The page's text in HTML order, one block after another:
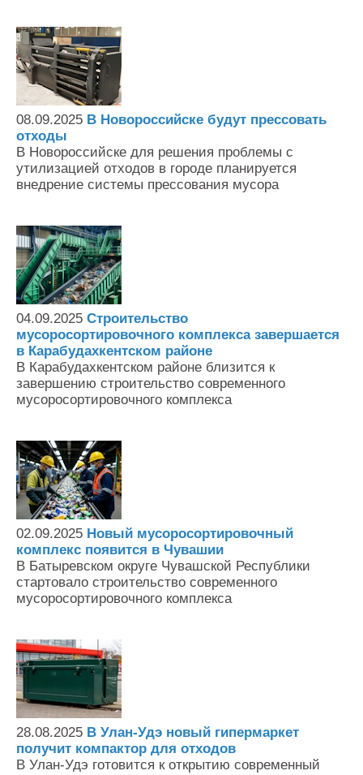
08.09.2025 В Новороссийске будут прессовать
отходы
В Новороссийске для решения проблемы с
утилизацией отходов в городе планируется
внедрение системы прессования мусора
04.09.2025 Строительство
мусоросортировочного комплекса завершается
в Карабудахкентском районе
В Карабудахкентском районе близится к
завершению строительство современного
мусоросортировочного комплекса
02.09.2025 Новый мусоросортировочный
комплекс появится в Чувашии
В Батыревском округе Чувашской Республики
стартовало строительство современного
мусоросортировочного комплекса
28.08.2025 В Улан-Удэ новый гипермаркет
получит компактор для отходов
В Улан-Удэ готовится к открытию современный